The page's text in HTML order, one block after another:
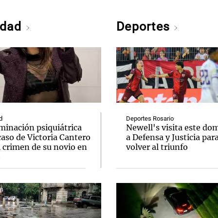
psiquiátrica
de Victoria Cantero
crimen de su novio en
Deportes
Deportes Rosario
Newell's visita este
a Defensa y Justicia
volver al triunfo